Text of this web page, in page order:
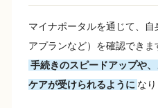
マイナポータルを通じて、
アプランなど）を確認できま
手続きのスピードアップや
ケアが受けられるように なり